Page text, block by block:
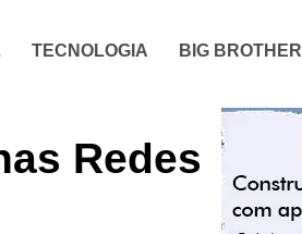
TECNOLOGIA BIG BROTHER
Redes